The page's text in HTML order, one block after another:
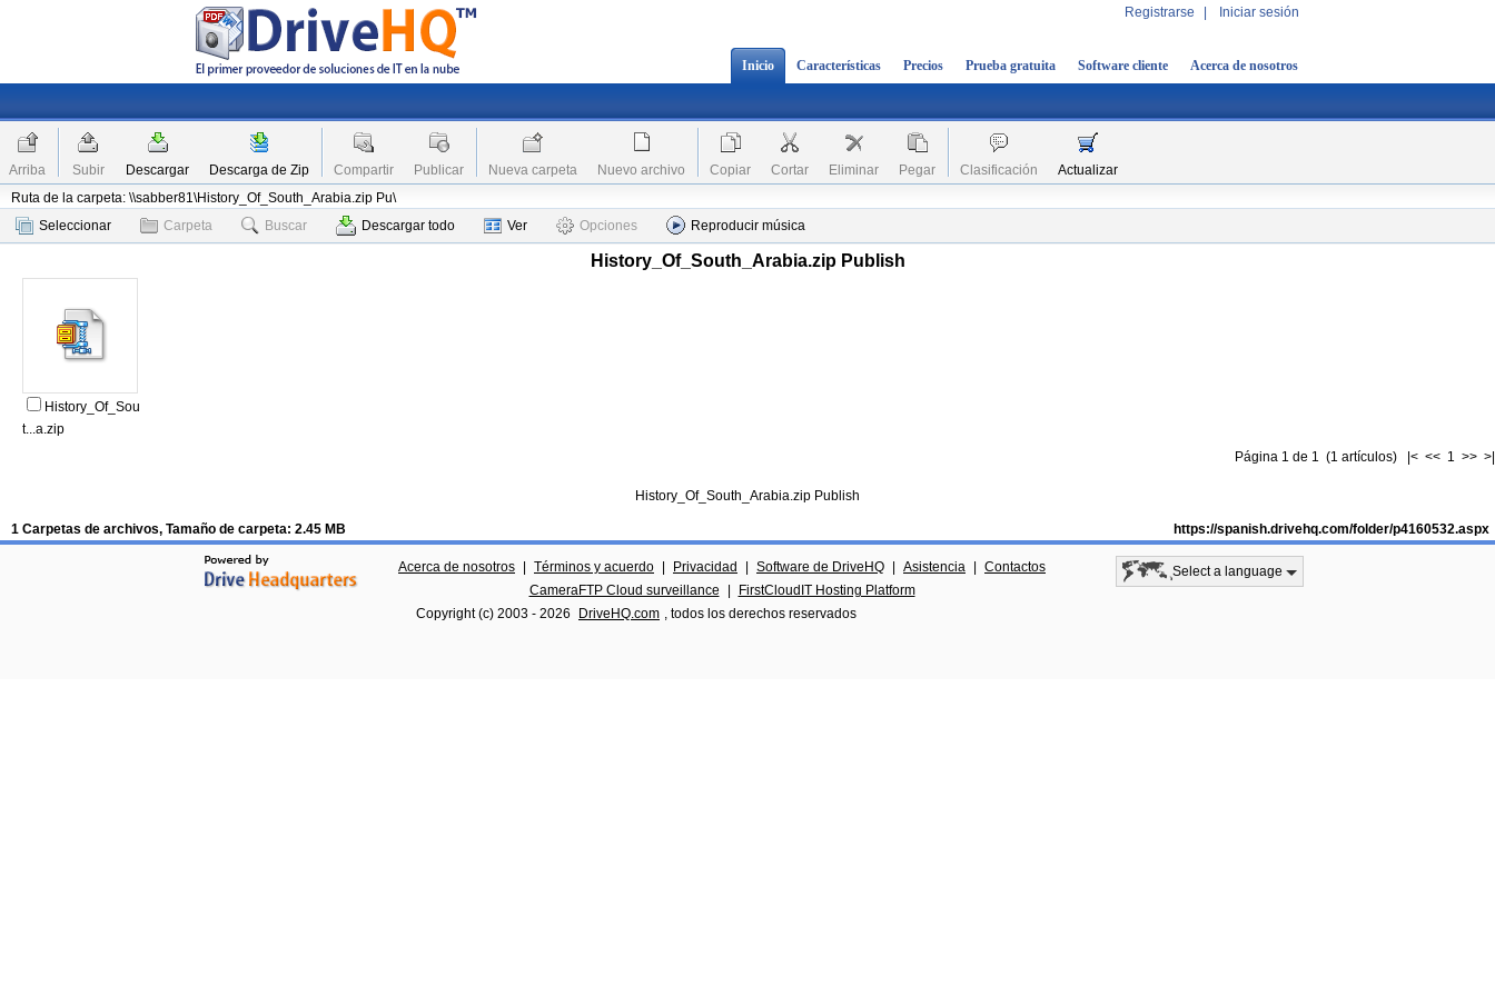
Registrarse Iniciar sesión
Inicio Características Precios Prueba gratuita Software cliente Acerca de nosotros
Arriba Subir Descargar Descarga de Zip Compartir Publicar Nueva carpeta Nuevo archivo Copiar Cortar Eliminar Pegar Clasificación
Actualizar
Ruta de la carpeta: \\sabber81\History_Of_South_Arabia.zip Pu\
Seleccionar
Carpeta Buscar Descargar todo Ver Opciones Reproducir música
History_Of_South_Arabia.zip Publish
History_Of_Sou
t...a.zip
Página 1 de 1 (1 artículos) |< << 1 >> >|
History_Of_South_Arabia.zip Publish
1 Carpetas de archivos, Tamaño de carpeta: 2.45 MB https://spanish.drivehq.com/folder/p4160532.aspx
Acerca de nosotros Términos y acuerdo Privacidad Software de DriveHQ Asistencia
Contactos
CameraFTP Cloud surveillance
FirstCloudIT Hosting Platform
Copyright (c) 2003 - 2026 DriveHQ.com , todos los derechos reservados
Select a language